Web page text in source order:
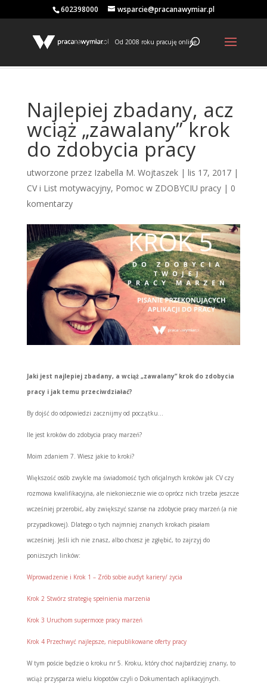
602398000 wsparcie@pracanawymiar.pl
Od 2008 roku pracuję online
Najlepiej zbadany, acz
wciąż „zawalany” krok
do zdobycia pracy
utworzone przez Izabella M. Wojtaszek| lis 17, 2017|
CV i List motywacyjny, Pomoc w ZDOBYCIU pracy| 0
komentarzy
Jaki jest najlepiej zbadany, a wciąż „zawalany” krok do zdobycia
pracy i jak temu przeciwdziałać?
By dojść do odpowiedzi zacznijmy od początku…
Ile jest kroków do zdobycia pracy marzeń?
Moim zdaniem 7. Wiesz jakie to kroki?
Większość osób zwykle ma świadomość tych oficjalnych kroków jak CV czy
rozmowa kwalifikacyjna, ale niekoniecznie wie co oprócz nich trzeba jeszcze
wcześniej przerobić, aby zwiększyć szanse na zdobycie pracy marzeń (a nie
przypadkowej). Dlatego o tych najmniej znanych krokach pisałam
wcześniej. Jeśli ich nie znasz, albo chcesz je zgłębić, to zajrzyj do
poniższych linków:
Wprowadzenie i Krok 1 – Zrób sobie audyt kariery/ życia
Krok 2 Stwórz strategię spełnienia marzenia
Krok 3 Uruchom supermoce pracy marzeń
Krok 4 Przechwyć najlepsze, niepublikowane oferty pracy
W tym poście będzie o kroku nr 5. Kroku, który choć najbardziej znany, to
wciąż przysparza wielu kłopotów czyli o Dokumentach aplikacyjnych.